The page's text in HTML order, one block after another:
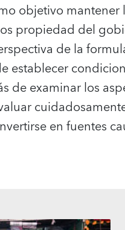
objetivo mantener
propiedad del
de la
establecer
de examinar los
en fuentes